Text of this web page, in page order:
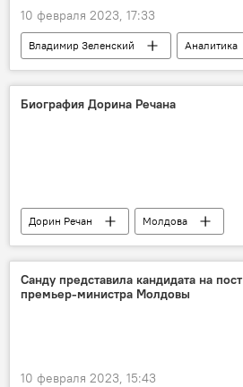
10 февраля 2023, 17:33
Владимир Зеленский Аналитика
Биография Дорина Речана
Дорин Речан Молдова
Санду представила кандидата на пост
премьер-министра Молдовы
10 февраля 2023, 15:43